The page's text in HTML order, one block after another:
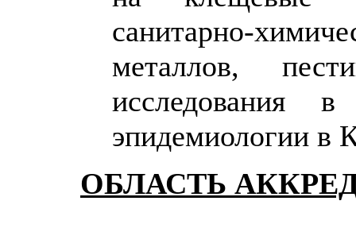
санитарно-
металлов,
эпидемиологии в
ОБЛАСТЬ